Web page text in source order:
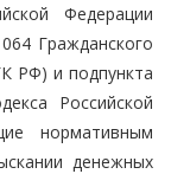
Федерации
Гражданского
РФ) и подпункта
Российской
нормативным
денежных